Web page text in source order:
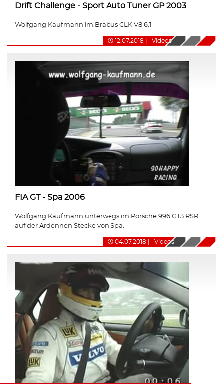
Drift Challenge - Sport Auto Tuner GP 2003
Wolfgang Kaufmann im Brabus CLK V8 6.1
12.07.2018 Videos
FIA GT - Spa 2006
Wolfgang Kaufmann unterwegs im Porsche 996 GT3 RSR
auf der Ardennen Stecke von Spa.
04.07.2018 Videos